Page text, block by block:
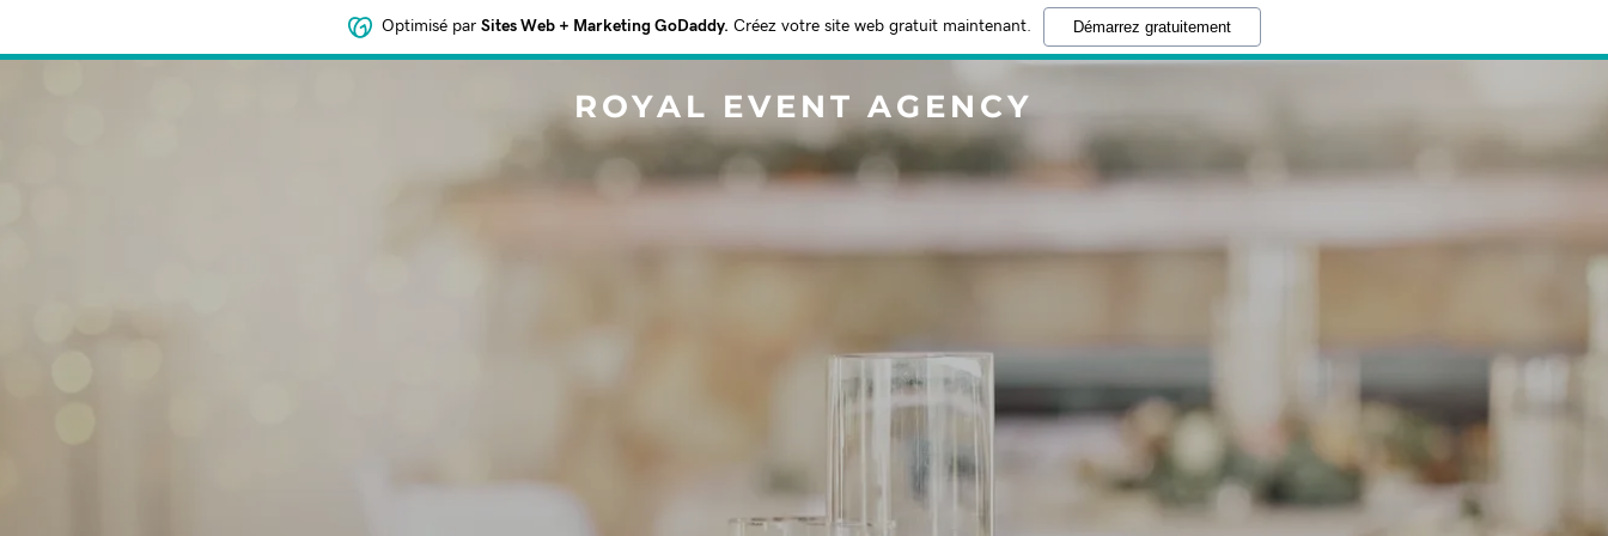
Optimisé par Sites Web + Marketing GoDaddy. Créez votre site web gratuit maintenant. Démarrez gratuitement
ROYAL EVENT AGENCY